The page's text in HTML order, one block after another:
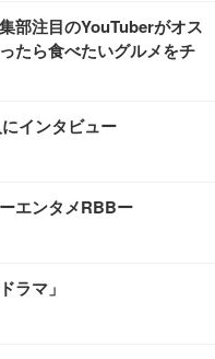
部注目のYouTuberがオス
たら食べたいグルメをチ
インタビュー
エンタメRBBー
ラマ」